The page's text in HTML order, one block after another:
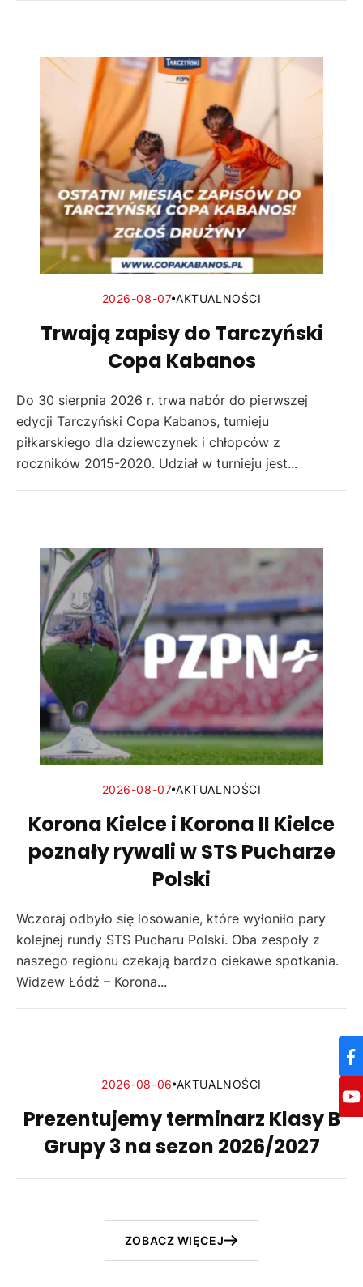
2026-08-07 AKTUALNOŚCI
Trwają zapisy do Tarczyński
Copa Kabanos
Do 30 sierpnia 2026 r. trwa nabór do pierwszej
edycji Tarczyński Copa Kabanos, turnieju
piłkarskiego dla dziewczynek i chłopców z
roczników 2015-2020. Udział w turnieju jest...
2026-08-07 AKTUALNOŚCI
Korona Kielce i Korona II Kielce
poznały rywali w STS Pucharze
Polski
Wczoraj odbyło się losowanie, które wyłoniło pary
kolejnej rundy STS Pucharu Polski. Oba zespoły z
naszego regionu czekają bardzo ciekawe spotkania.
Widzew Łódź – Korona...
2026-08-06 AKTUALNOŚCI
Prezentujemy terminarz Klasy B
Grupy 3 na sezon 2026/2027
ZOBACZ WIĘCEJ